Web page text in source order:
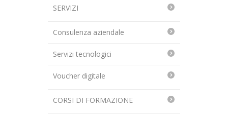
SERVIZI
Consulenza aziendale
Servizi tecnologici
Voucher digitale
CORSI DI FORMAZIONE